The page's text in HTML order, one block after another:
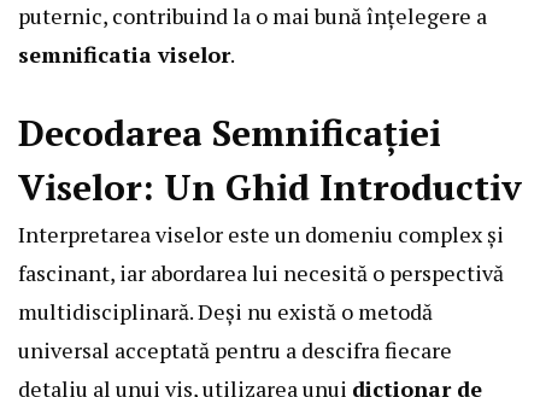
puternic, contribuind la o mai bună înțelegere a
semnificatia viselor.
Decodarea Semnificației
Viselor: Un Ghid Introductiv
Interpretarea viselor este un domeniu complex și
fascinant, iar abordarea lui necesită o perspectivă
multidisciplinară. Deși nu există o metodă
universal acceptată pentru a descifra fiecare
detaliu al unui vis, utilizarea unui dictionar de